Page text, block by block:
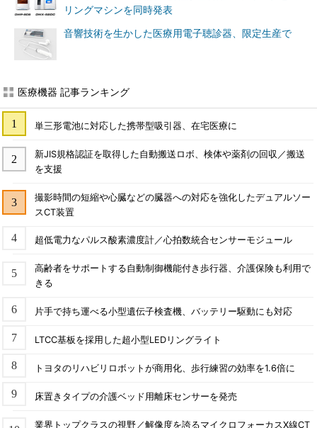
リングマシンを同時発表
音響技術を生かした医療用電子聴診器、限定生産で
医療機器 記事ランキング
単三形電池に対応した携帯型吸引器、在宅医療に
新JIS規格認証を取得した自動搬送ロボ、検体や薬剤の回収／搬送
を支援
撮影時間の短縮や心臓などの臓器への対応を強化したデュアルソー
スCT装置
超低電力なパルス酸素濃度計／心拍数統合センサーモジュール
高齢者をサポートする自動制御機能付き歩行器、介護保険も利用で
きる
片手で持ち運べる小型遺伝子検査機、バッテリー駆動にも対応
LTCC基板を採用した超小型LEDリングライト
トヨタのリハビリロボットが商用化、歩行練習の効率を1.6倍に
床置きタイプの介護ベッド用離床センサーを発売
業界トップクラスの視野／解像度を誇るマイクロフォーカスX線CT